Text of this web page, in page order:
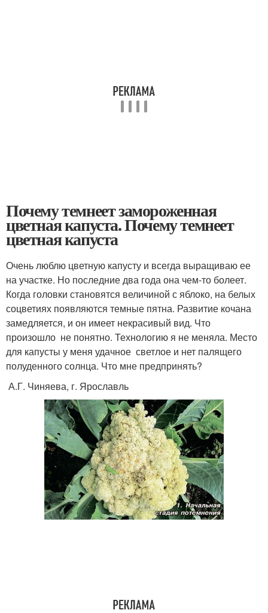
Почему темнеет замороженная
цветная капуста. Почему темнеет
цветная капуста
Очень люблю цветную капусту и всегда выращиваю ее
на участке. Но последние два года она чем-­то болеет.
Когда головки становятся величиной с яблоко, на белых
соцветиях появляются темные пятна. Развитие кочана
замедляется, и он имеет некрасивый вид. Что
произошло ­ не понятно. Технологию я не меняла. Место
для капусты у меня удачное ­ светлое и нет палящего
полуденного солнца. Что мне предпринять?
А.Г. Чиняева, г. Ярославль